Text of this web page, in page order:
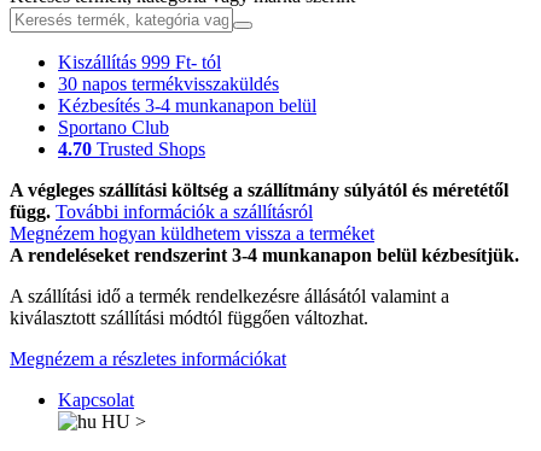
Kiszállítás 999 Ft- tól
30 napos termékvisszaküldés
Kézbesítés 3-4 munkanapon belül
Sportano Club
4.70 Trusted Shops
A végleges szállítási költség a szállítmány súlyától és méretétől
függ. További információk a szállításról
Megnézem hogyan küldhetem vissza a terméket
A rendeléseket rendszerint 3-4 munkanapon belül kézbesítjük.
A szállítási idő a termék rendelkezésre állásától valamint a
kiválasztott szállítási módtól függően változhat.
Megnézem a részletes információkat
Kapcsolat
HU >